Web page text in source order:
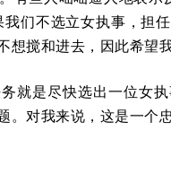
们不选立女执事，担
搅和进去，因此希望我
就是尽快选出一位女
。对我来说，这是一个